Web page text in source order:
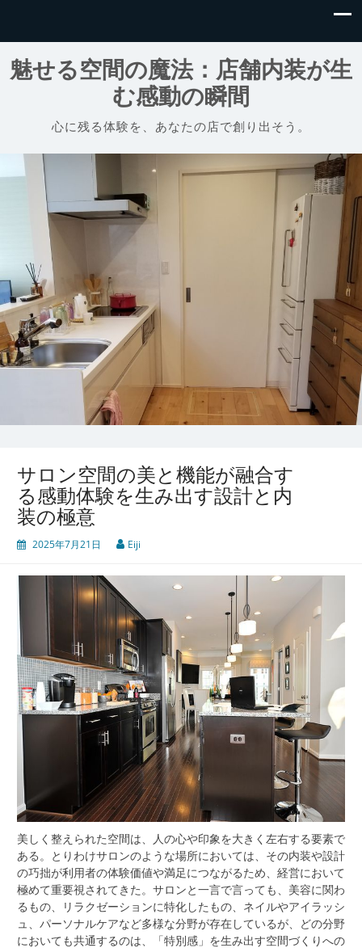
魅せる空間の魔法：店舗内装が生
む感動の瞬間
心に残る体験を、あなたの店で創り出そう。
サロン空間の美と機能が融合す
る感動体験を生み出す設計と内
装の極意
2025年7月21日 Eiji
美しく整えられた空間は、人の心や印象を大きく左右する要素で
ある。 とりわけサロンのような場所においては、その内装や設計
の巧拙が利用者の体験価値や満足につながるため、経営において
極めて重要視されてきた。サロンと一言で言っても、美容に関わ
るもの、リラクゼーションに特化したもの、ネイルやアイラッシ
ュ、パーソナルケアなど多様な分野が存在しているが、どの分野
においても共通するのは、「特別感」を生み出す空間づくりへの